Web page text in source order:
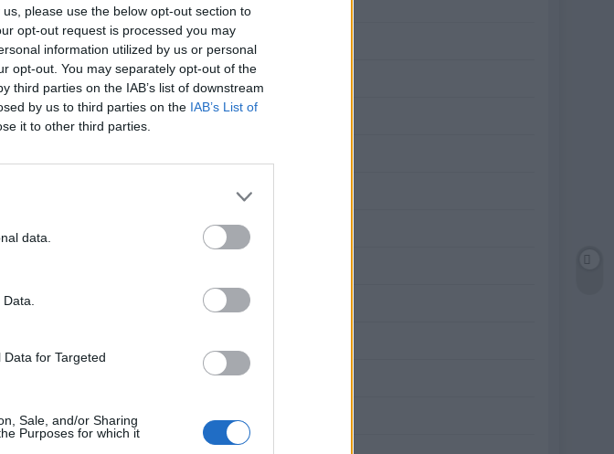
please use the below opt-out section to
opt-out request is processed you may
information utilized by us or personal
opt-out. You may separately opt-out of the
third parties on the IAB’s list of downstream
by us to third parties on the IAB’s List of
it to other third parties.
data.
for Targeted
Sale, and/or Sharing
Purposes for which it
do pokožky hlavy hrsť
sódy pridať aj do
október 2022